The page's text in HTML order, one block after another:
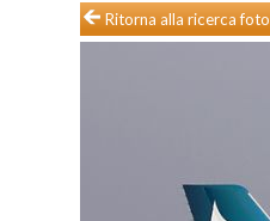
Ritorna alla ricerca foto